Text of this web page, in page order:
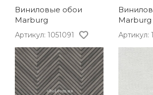
Виниловые обои
Marburg
Артикул: 1051091
Marburg
Артикул: